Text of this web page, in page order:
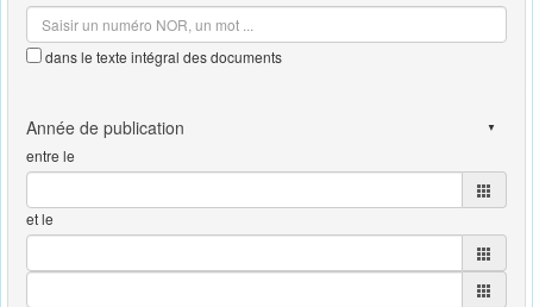
dans le texte intégral des documents
entre le
et le